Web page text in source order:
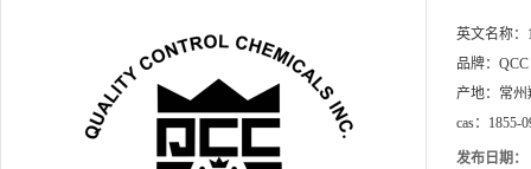
英文名称：
品牌： QCC
产地： 常
cas： 1855-
发布日期：